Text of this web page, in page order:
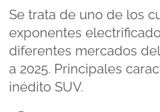
Se trata de uno de los
exponentes
diferentes mercados
a 2025. Principales
inédito SUV.